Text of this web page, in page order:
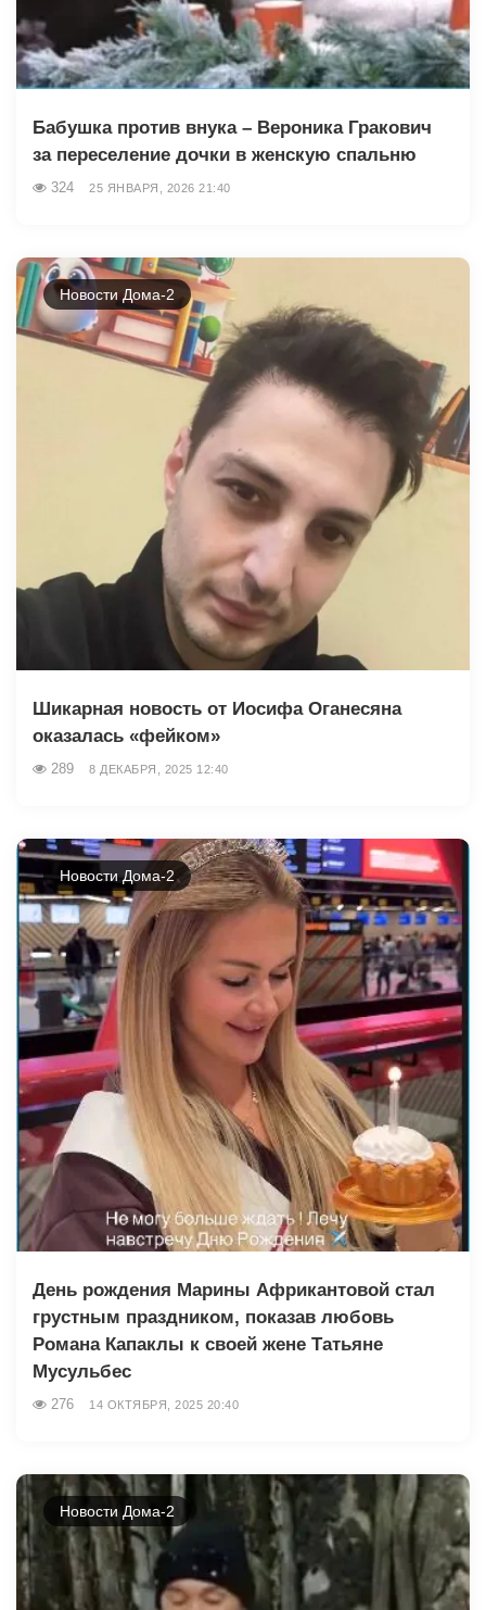
Бабушка против внука – Вероника Гракович
за переселение дочки в женскую спальню
324 25 ЯНВАРЯ, 2026 21:40
Новости Дома-2
Шикарная новость от Иосифа Оганесяна
оказалась «фейком»
289 8 ДЕКАБРЯ, 2025 12:40
Новости Дома-2
День рождения Марины Африкантовой стал
грустным праздником, показав любовь
Романа Капаклы к своей жене Татьяне
Мусульбес
276 14 ОКТЯБРЯ, 2025 20:40
Новости Дома-2